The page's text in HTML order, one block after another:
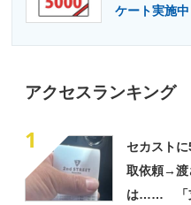
ケート実施中
アクセスランキング
1
セカスト
取依頼→渡
は…… 「